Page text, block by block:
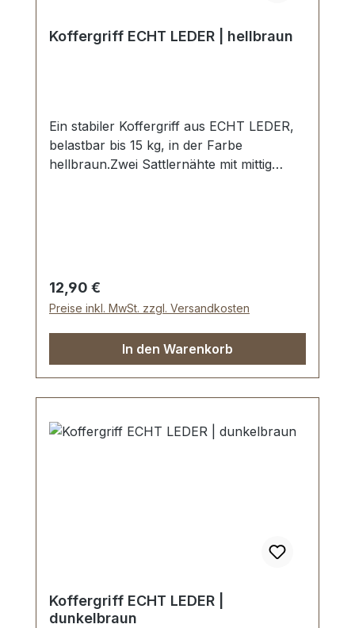
Koffergriff ECHT LEDER | hellbraun
Ein stabiler Koffergriff aus ECHT LEDER,
belastbar bis 15 kg, in der Farbe
hellbraun.Zwei Sattlernähte mit mittig
Griff mit vormontierten Griffringen2 Stück
Befestigungsplatten
Regulärer Preis:
12,90 €
Preise inkl. MwSt. zzgl. Versandkosten
In den Warenkorb
Koffergriff ECHT LEDER |
dunkelbraun